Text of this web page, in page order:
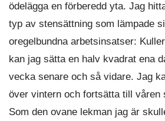
ödelägga en förberedd yta. Jag
typ av stensättning som lämpade
oregelbundna arbetsinsatser:
kan jag sätta en halv kvadrat ena
vecka senare och så vidare. Jag
över vintern och fortsätta till våren
Som den ovane lekman jag är